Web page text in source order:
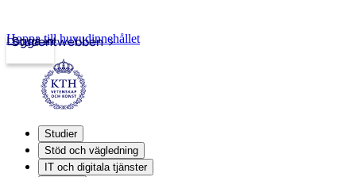
Studentwebben
Logga in
Hoppa till huvudinnehållet
Studier
Stöd och vägledning
IT och digitala tjänster